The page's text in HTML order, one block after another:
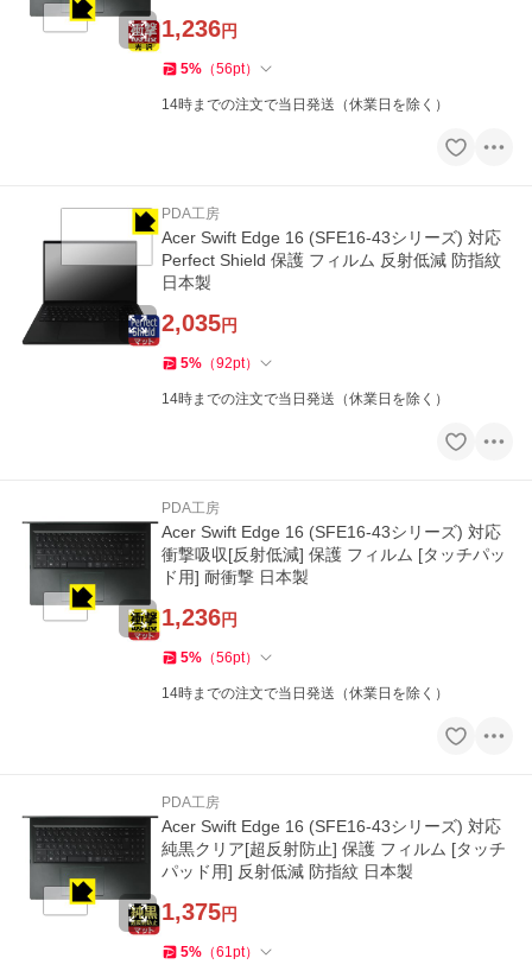
1,236円
5% （56pt）
14時までの注文で当日発送（休業日を除く）
PDA工房
Acer Swift Edge 16 (SFE16-43シリーズ) 対応
Perfect Shield 保護 フィルム 反射低減 防指紋
日本製
2,035円
5% （92pt）
14時までの注文で当日発送（休業日を除く）
PDA工房
Acer Swift Edge 16 (SFE16-43シリーズ) 対応
衝撃吸収[反射低減] 保護 フィルム [タッチパッ
ド用] 耐衝撃 日本製
1,236円
5% （56pt）
14時までの注文で当日発送（休業日を除く）
PDA工房
Acer Swift Edge 16 (SFE16-43シリーズ) 対応
純黒クリア[超反射防止] 保護 フィルム [タッチ
パッド用] 反射低減 防指紋 日本製
1,375円
5% （61pt）